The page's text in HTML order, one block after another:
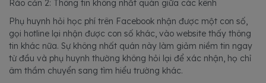
Rào cản 2: Thông tin không nhất quán giữa các kênh
Phụ huynh hỏi học phí trên Facebook nhận được một con số,
gọi hotline lại nhận được con số khác, vào website thấy thông
tin khác nữa. Sự không nhất quán này làm giảm niềm tin ngay
từ đầu và phụ huynh thường không hỏi lại để xác nhận, họ chỉ
âm thầm chuyển sang tìm hiểu trường khác.